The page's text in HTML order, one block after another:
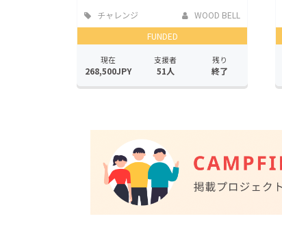
チャレンジ
WOOD BELL
FUNDED
現在
268,500JPY
支援者
51人
残り
終了